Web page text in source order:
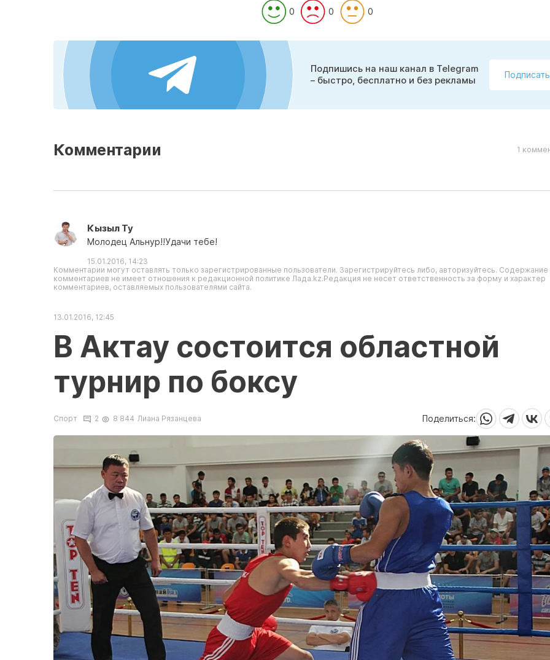
0 0 0
Подпишись на наш канал в Telegram
– быстро, бесплатно и без рекламы
Комментарии 1
Кызыл Ту
Молодец Альнур!!Удачи тебе!
15.01.2016, 14:23
Комментарии могут оставлять только зарегистрированные пользователи. Зарегистрируйтесь либо, авторизуйтесь. Содержание
комментариев не имеет отношения к редакционной политике Лада.kz.Редакция не несет ответственность за форму и характер
комментариев, оставляемых пользователями сайта.
13.01.2016, 12:45
В Актау состоится областной
турнир по боксу
Спорт 2 8 844 Лиана Рязанцева Поделиться: